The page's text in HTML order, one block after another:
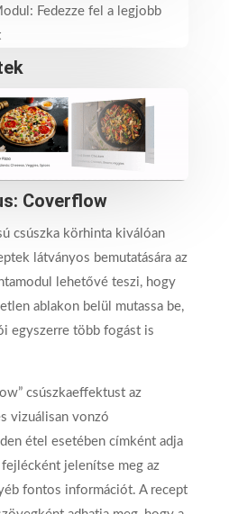
Coverflow
csúszka körhinta kiválóan
látványos bemutatására az
lehetővé teszi, hogy
ablakon belül mutassa be,
egyszerre több fogást is
csúszkaeffektust az
vizuálisan vonzó
étel esetében címként adja
jelenítse meg az
fontos információt. A recept